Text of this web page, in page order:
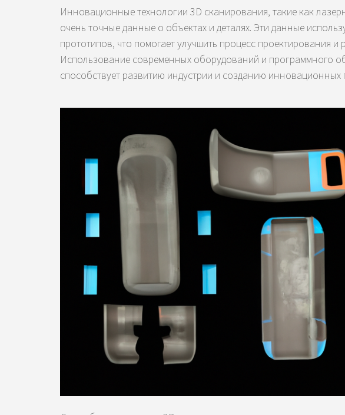
Инновационные технологии 3D сканирования, такие как
очень точные данные о объектах и деталях. Эти данные
прототипов, что помогает улучшить процесс проектирования и
Использование современных оборудований и программного
способствует развитию индустрии и созданию инновационных